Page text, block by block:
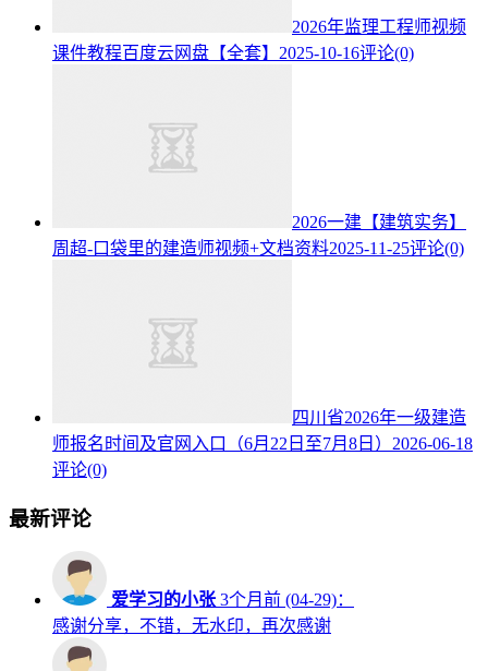
2026年监理工程师视频
课件教程百度云网盘【全套】 2025-10-16评论(0)
2026一建【建筑实务】
周超-口袋里的建造师视频+文档资料2025-11-25评论(0)
四川省2026年一级建造
师报名时间及官网入口（6月22日至7月8日） 2026-06-18
评论(0)
最新评论
爱学习的小张 3个月前 (04-29)：
感谢分享，不错，无水印，再次感谢